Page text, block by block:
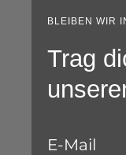
BLEIBEN WIR
Trag
E-Mail